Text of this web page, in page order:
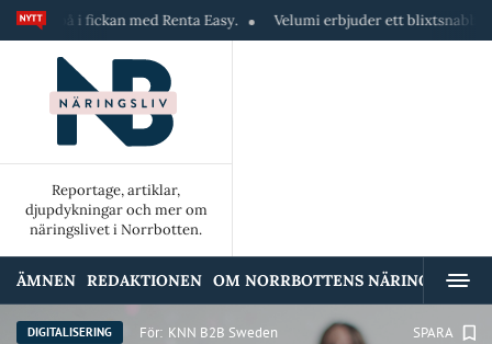
med Renta Easy. Velumi erbjuder ett blixtsnabbt, pålitligt &
Reportage, artiklar,
djupdykningar och mer om
näringslivet i Norrbotten.
ÄMNEN REDAKTIONEN OM NORRBOTTENS NÄRINGSLIV
DIGITALISERING För: KNN B2B Sweden SPARA